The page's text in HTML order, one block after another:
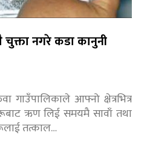
नगरे कडा कानुनी
गाउँपालिकाले आफ्नो क्षेत्रभित्र
ऋण लिई समयमै सावाँ तथा
तत्काल…